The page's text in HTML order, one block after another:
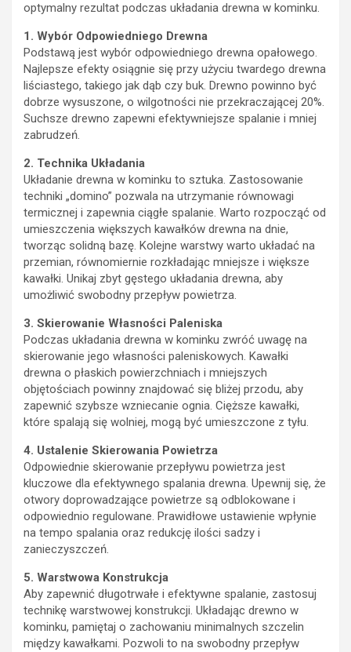
optymalny rezultat podczas układania drewna w kominku.
1. Wybór Odpowiedniego Drewna
Podstawą jest wybór odpowiedniego drewna opałowego.
Najlepsze efekty osiągnie się przy użyciu twardego drewna
liściastego, takiego jak dąb czy buk. Drewno powinno być
dobrze wysuszone, o wilgotności nie przekraczającej 20%.
Suchsze drewno zapewni efektywniejsze spalanie i mniej
zabrudzeń.
2. Technika Układania
Układanie drewna w kominku to sztuka. Zastosowanie
techniki „domino” pozwala na utrzymanie równowagi
termicznej i zapewnia ciągłe spalanie. Warto rozpocząć od
umieszczenia większych kawałków drewna na dnie,
tworząc solidną bazę. Kolejne warstwy warto układać na
przemian, równomiernie rozkładając mniejsze i większe
kawałki. Unikaj zbyt gęstego układania drewna, aby
umożliwić swobodny przepływ powietrza.
3. Skierowanie Własności Paleniska
Podczas układania drewna w kominku zwróć uwagę na
skierowanie jego własności paleniskowych. Kawałki
drewna o płaskich powierzchniach i mniejszych
objętościach powinny znajdować się bliżej przodu, aby
zapewnić szybsze wzniecanie ognia. Cięższe kawałki,
które spalają się wolniej, mogą być umieszczone z tyłu.
4. Ustalenie Skierowania Powietrza
Odpowiednie skierowanie przepływu powietrza jest
kluczowe dla efektywnego spalania drewna. Upewnij się, że
otwory doprowadzające powietrze są odblokowane i
odpowiednio regulowane. Prawidłowe ustawienie wpłynie
na tempo spalania oraz redukcję ilości sadzy i
zanieczyszczeń.
5. Warstwowa Konstrukcja
Aby zapewnić długotrwałe i efektywne spalanie, zastosuj
technikę warstwowej konstrukcji. Układając drewno w
kominku, pamiętaj o zachowaniu minimalnych szczelin
między kawałkami. Pozwoli to na swobodny przepływ